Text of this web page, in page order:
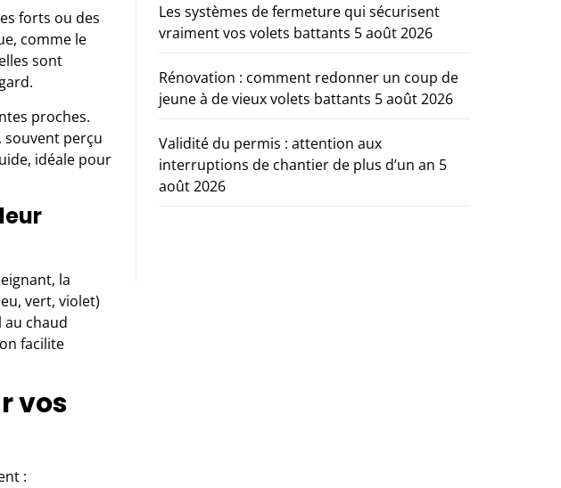
forts ou des
comme le
sont
proches.
souvent perçu
idéale pour
la
vert, violet)
au chaud
facilite
vos
:
Les systèmes de fermeture qui sécurisent
vraiment vos volets battants 5 août 2026
Rénovation : comment redonner un coup de
jeune à de vieux volets battants 5 août 2026
Validité du permis : attention aux
interruptions de chantier de plus d’un an 5
août 2026